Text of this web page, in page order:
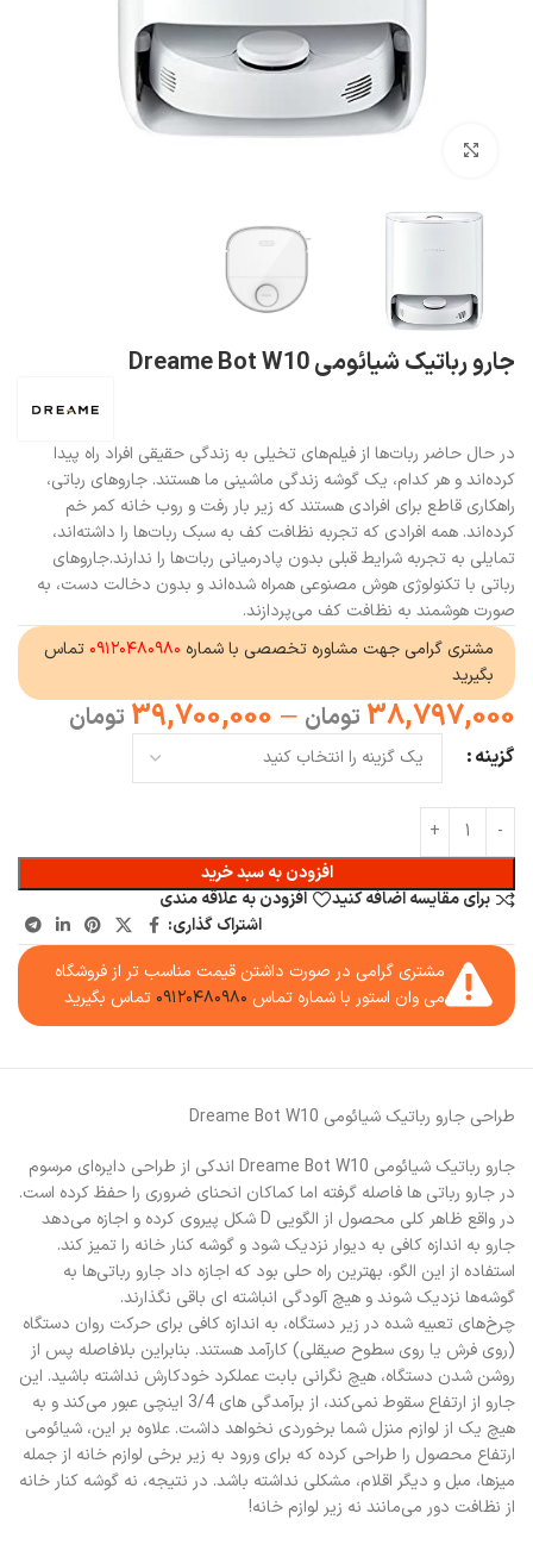
جارو رباتیک شیائومی Dreame Bot W10
در حال حاضر ربات‌ها از فیلم‌های تخیلی به زندگی حقیقی افراد راه پیدا
کرده‌اند و هر کدام، یک گوشه زندگی ماشینی ما هستند. جاروهای رباتی،
راهکاری قاطع برای افرادی هستند که زیر بار رفت و روب خانه کمر خم
کرده‌اند. همه افرادی که تجربه نظافت کف به سبک ربات‌ها را داشته‌اند،
تمایلی به تجربه شرایط قبلی بدون پادرمیانی ربات‌ها را ندارند.جاروهای
رباتی با تکنولوژی هوش مصنوعی همراه شده‌اند و بدون دخالت دست، به
صورت هوشمند به نظافت کف می‌پردازند.
مشتری گرامی جهت مشاوره تخصصی با شماره ۰۹۱۲۰۴۸۰۹۸۰ تماس
بگیرید
38,797,000 تومان –
39,700,000 تومان
گزینه
افزودن به سبد خرید
برای مقایسه اضافه کنید
افزودن به علاقه مندی
اشتراک گذاری:
مشتری گرامی در صورت داشتن قیمت مناسب تر از فروشگاه
می وان استور با شماره تماس ۰۹۱۲۰۴۸۰۹۸۰ تماس بگیرید
طراحی جارو رباتیک شیائومی Dreame Bot W10
جارو رباتیک شیائومی Dreame Bot W10 اندکی از طراحی دایره‌ای مرسوم
در جارو رباتی ها فاصله گرفته اما کماکان انحنای ضروری را حفظ کرده است.
در واقع ظاهر کلی محصول از الگویی D شکل پیروی کرده و اجازه می‌دهد
جارو به اندازه کافی به دیوار نزدیک شود و گوشه کنار خانه را تمیز کند.
استفاده از این الگو، بهترین راه حلی بود که اجازه داد جارو رباتی‌ها به
گوشه‌ها نزدیک شوند و هیچ آلودگی انباشته ای باقی نگذارند.
چرخ‌های تعبیه شده در زیر دستگاه، به اندازه کافی برای حرکت روان دستگاه
(روی فرش یا روی سطوح صیقلی) کارآمد هستند. بنابراین بلافاصله پس از
روشن شدن دستگاه، هیچ نگرانی بابت عملکرد خودکارش نداشته باشید. این
جارو از ارتفاع سقوط نمی‌کند، از برآمدگی های 3/4 اینچی عبور می‌کند و به
هیچ یک از لوازم منزل شما برخوردی نخواهد داشت. علاوه بر این، شیائومی
ارتفاع محصول را طراحی کرده که برای ورود به زیر برخی لوازم خانه از جمله
میزها، مبل و دیگر اقلام، مشکلی نداشته باشد. در نتیجه، نه گوشه کنار خانه
از نظافت دور می‌مانند نه زیر لوازم خانه!